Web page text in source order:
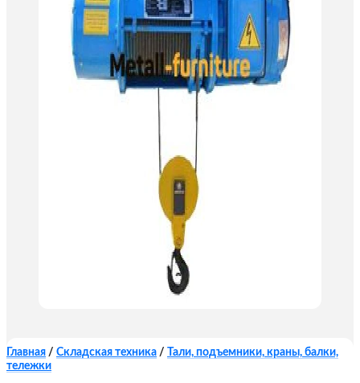
Главная / Складская техника /
Тали, подъемники, краны, балки,
тележки